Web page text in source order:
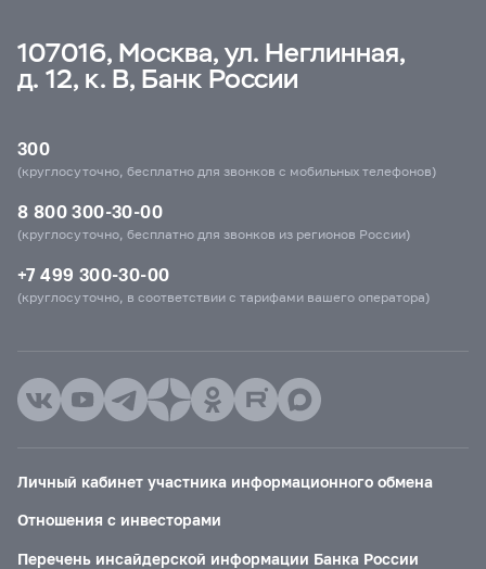
107016, Москва, ул. Неглинная,
д. 12, к. В, Банк России
300
(круглосуточно, бесплатно для звонков с мобильных телефонов)
8 800 300-30-00
(круглосуточно, бесплатно для звонков из регионов России)
+7 499 300-30-00
(круглосуточно, в соответствии с тарифами вашего оператора)
Личный кабинет участника информационного обмена
Отношения с инвесторами
Перечень инсайдерской информации Банка России